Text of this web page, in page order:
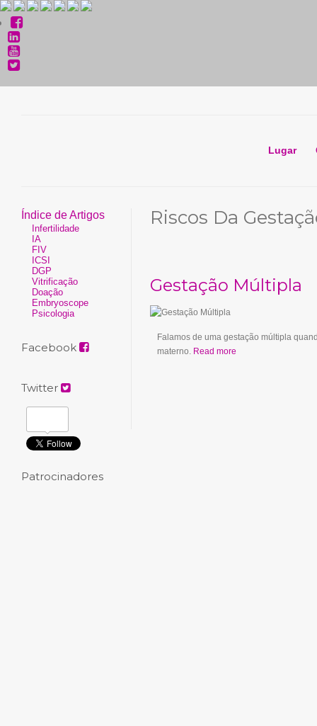
Lugar
Índice de Artigos
Infertilidade
IA
FIV
ICSI
DGP
Vitrificação
Doação
Embryoscope
Psicologia
Facebook
Twitter
Patrocinadores
Riscos Da
Gestação Múltipla
Falamos de uma gestação múltipla
materno. Read more